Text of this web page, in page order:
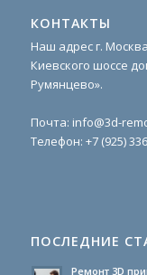
КОНТАКТЫ
Наш адрес г.
Киевского шоссе
Румянцево».
Почта: info@3d-
Телефон: +7 (925)
ПОСЛЕДНИЕ
Ремонт 3D